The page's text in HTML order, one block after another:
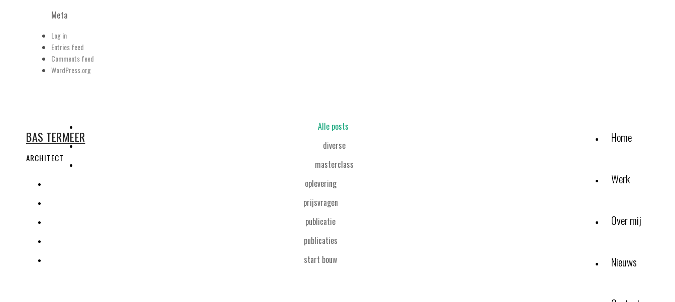
Meta
Log in
Entries feed
Comments feed
WordPress.org
BAS TERMEER
ARCHITECT
Home
Werk
Over mij
Nieuws
Alle posts
diverse
masterclass
oplevering
prijsvragen
publicatie
publicaties
start bouw